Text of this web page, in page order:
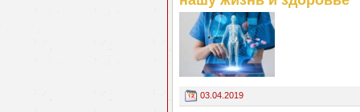
03.04.2019